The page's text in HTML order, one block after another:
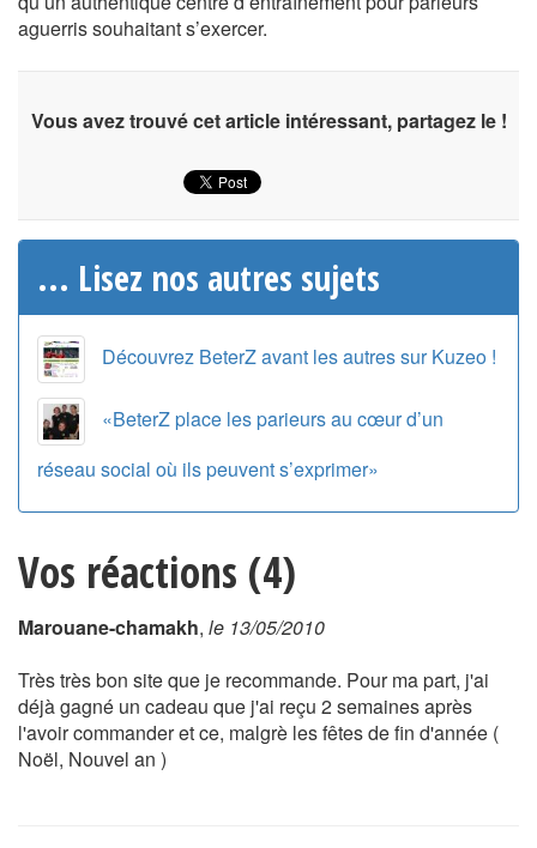
aguerris souhaitant s’exercer.
Vous avez trouvé cet article intéressant, partagez le !
... Lisez nos autres sujets
Découvrez BeterZ avant les autres sur Kuzeo !
«BeterZ place les parieurs au cœur d’un
réseau social où ils peuvent s’exprimer»
Vos réactions (4)
Marouane-chamakh, le 13/05/2010
Très très bon site que je recommande. Pour ma part, j'ai
déjà gagné un cadeau que j'ai reçu 2 semaines après
l'avoir commander et ce, malgrè les fêtes de fin d'année (
Noël, Nouvel an )